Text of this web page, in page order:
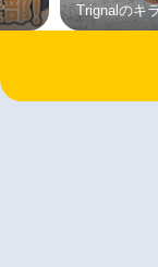
Trignalのキ